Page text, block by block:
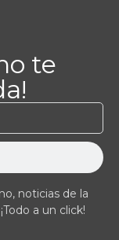
te
noticias de la
a un click!